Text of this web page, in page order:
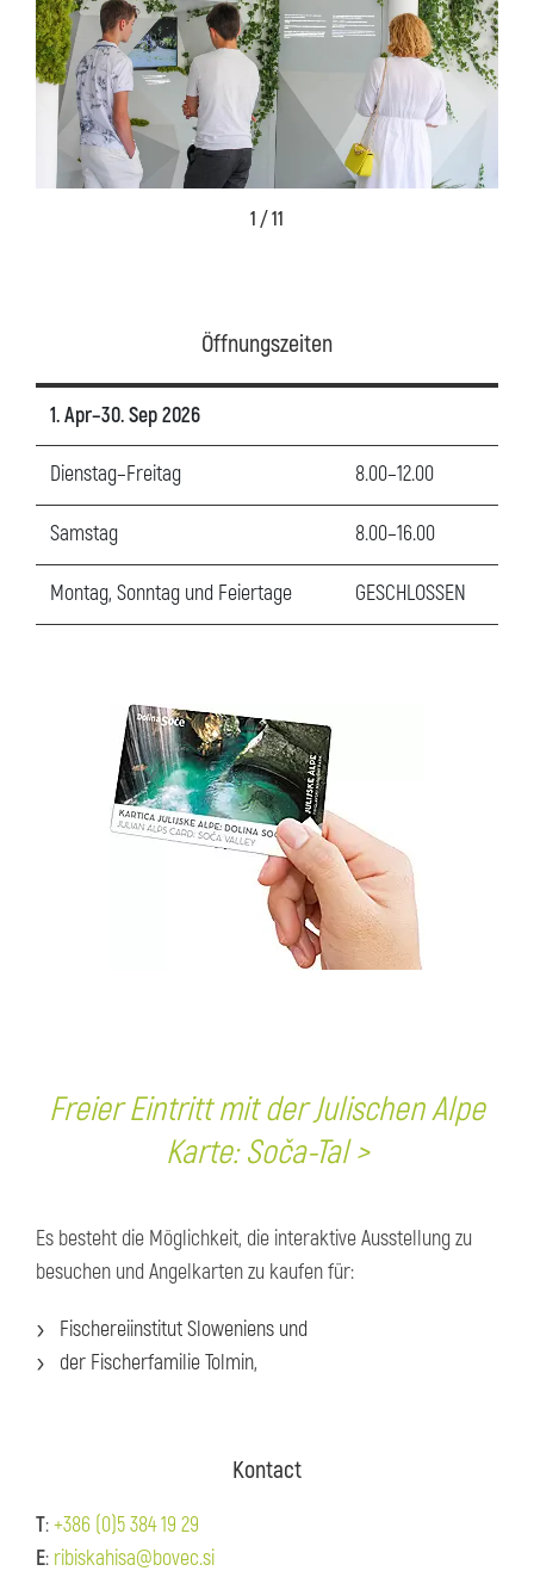
1 / 11
Öffnungszeiten
1. Apr–30. Sep 2026
Dienstag–Freitag 8.00–12.00
Samstag 8.00–16.00
Montag, Sonntag und Feiertage GESCHLOSSEN
Freier Eintritt mit der Julischen Alpe
Karte: Soča-Tal >
Es besteht die Möglichkeit, die interaktive Ausstellung zu
besuchen und Angelkarten zu kaufen für:
Fischereiinstitut Sloweniens und
der Fischerfamilie Tolmin,
Kontact
T:+386 (0)5 384 19 29
E: ribiskahisa@bovec.si